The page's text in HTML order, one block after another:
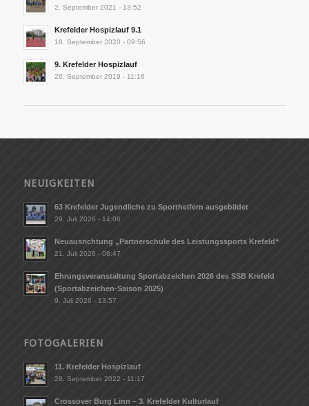
2. September 2021 - 13:52
Krefelder Hospizlauf 9.1
18. September 2020 - 09:56
9. Krefelder Hospizlauf
26. September 2019 - 11:16
NEUIGKEITEN
63 Krefelder Jugendliche zu Sporthelfern ausgebildet
29. Juli 2026 - 14:06
Neuausrichtung „Partnerschule des Leistungssports Krefeld“
21. Juli 2026 - 08:47
Ehrungsveranstaltung Sportabzeichen 2026 des SSB Krefeld
(Sportabzeichen-Saison 2025)
9. Juli 2026 - 13:57
FOTOGALERIEN
11. Krefelder Hospizlauf
28. September 2022 - 11:17
Crossover Burg Linn – 3. Krefelder Kulturlauf